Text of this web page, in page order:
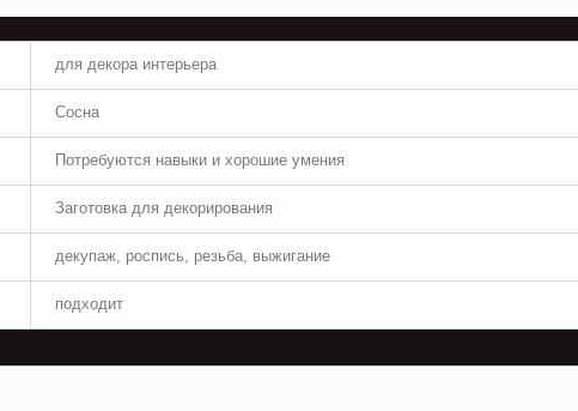
для декора интерьера
Сосна
Потребуются навыки и хорошие умения
Заготовка для декорирования
декупаж, роспись, резьба, выжигание
подходит